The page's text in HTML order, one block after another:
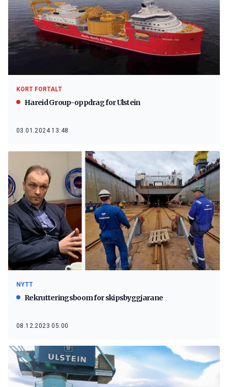
KORT FORTALT
Hareid Group-oppdrag for Ulstein
03.01.2024 13:48
NYTT
Rekrutteringsboom for skipsbyggjarane
08.12.2023 05:00